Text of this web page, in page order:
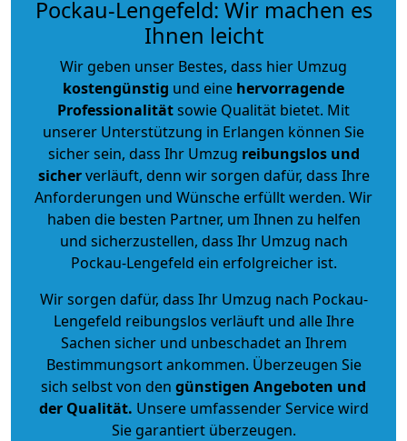
Pockau-Lengefeld: Wir machen es
Ihnen leicht
Wir geben unser Bestes, dass hier Umzug
kostengünstig und eine hervorragende
Professionalitätsowie Qualität bietet. Mit
unserer Unterstützung in Erlangen können Sie
sicher sein, dass Ihr Umzug reibungslos und
sicherverläuft, denn wir sorgen dafür, dass Ihre
Anforderungen und Wünsche erfüllt werden. Wir
haben die besten Partner, um Ihnen zu helfen
und sicherzustellen, dass Ihr Umzug nach
Pockau-Lengefeld ein erfolgreicher ist.
Wir sorgen dafür, dass Ihr Umzug nach Pockau-
Lengefeld reibungslos verläuft und alle Ihre
Sachen sicher und unbeschadet an Ihrem
Bestimmungsort ankommen. Überzeugen Sie
sich selbst von den günstigen Angeboten und
der Qualität. Unsere umfassender Service wird
Sie garantiert überzeugen.